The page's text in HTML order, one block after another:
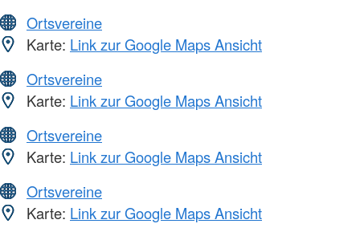
Ortsvereine
Karte: Link zur Google Maps Ansicht
Ortsvereine
Karte: Link zur Google Maps Ansicht
Ortsvereine
Karte: Link zur Google Maps Ansicht
Ortsvereine
Karte: Link zur Google Maps Ansicht